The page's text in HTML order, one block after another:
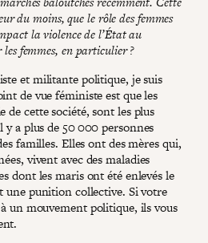
du moins, que le rôle des femmes
la violence de l’État au
femmes, en particulier ?
et militante politique, je suis
de vue féministe est que les
de cette société, sont les plus
y a plus de 50 000 personnes
familles. Elles ont des mères qui,
vivent avec des maladies
dont les maris ont été enlevés le
une punition collective. Si votre
un mouvement politique, ils vous